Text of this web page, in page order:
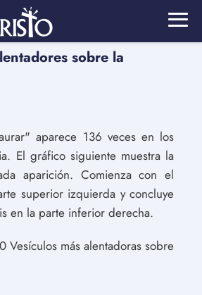
sobre la
aparece 136 veces en los
El gráfico siguiente muestra la
aparición. Comienza con el
superior izquierda y concluye
en la parte inferior derecha.
Vesículos más alentadoras sobre